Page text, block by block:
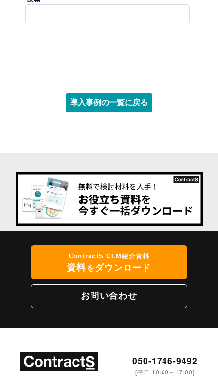
導入事例の一覧に戻る
ContractS CLM紹介資料
資料をダウンロード
お問い合わせ
050-1746-9492
[平日 10:00～17:00]